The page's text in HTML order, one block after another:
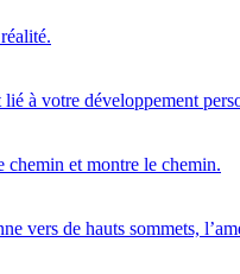
à votre développement
chemin et montre le chemin.
vers de hauts sommets,